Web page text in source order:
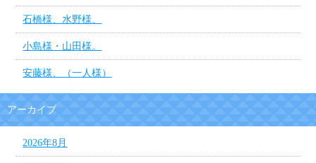
石橋様、水野様、
小島様・山田様。
安藤様、（一人様）
アーカイブ
2026年8月